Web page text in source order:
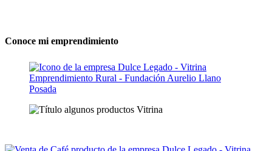
Conoce mi emprendimiento